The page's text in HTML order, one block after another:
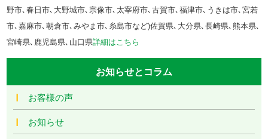
野市､春日市､大野城市､宗像市､太宰府市､古賀市､福津市､うきは市､宮若
市､嘉麻市､朝倉市､みやま市､糸島市など)佐賀県､大分県､長崎県､熊本県､
宮崎県､鹿児島県､山口県詳細はこちら
お知らせとコラム
お客様の声
お知らせ